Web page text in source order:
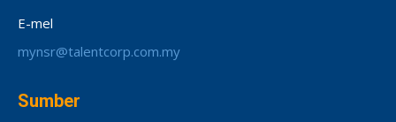
E-mel
mynsr@talentcorp.com.my
Sumber